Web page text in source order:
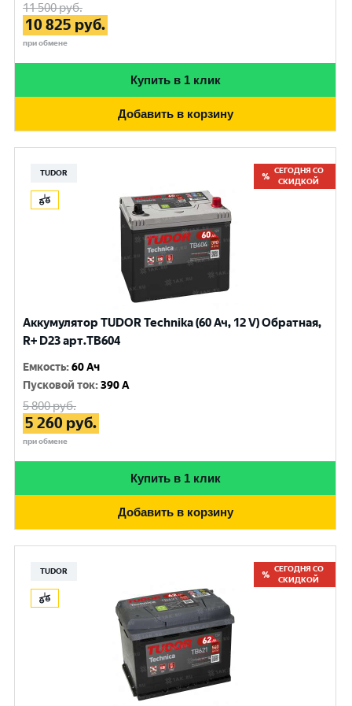
11 500руб.
10 825 руб.
при обмене
Купить в 1 клик
Добавить в корзину
TUDOR
СЕГОДНЯ СО
СКИДКОЙ
Аккумулятор TUDOR Technika (60 Ач, 12 V) Обратная,
R+ D23 арт.TB604
Емкость:60 Ач
Пусковой ток:390 A
5 800руб.
5 260 руб.
при обмене
Купить в 1 клик
Добавить в корзину
TUDOR
СЕГОДНЯ СО
СКИДКОЙ